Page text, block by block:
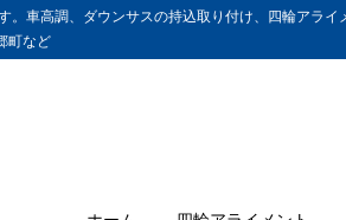
。車高調、ダウンサスの持込取り付け、四輪アラ
町など